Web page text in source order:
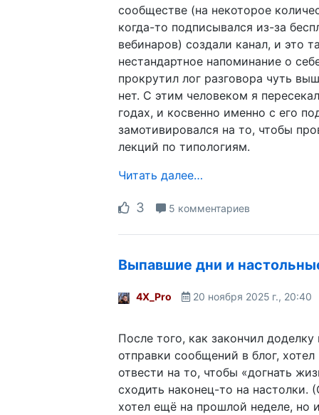
сообществе (на некоторое
когда-то подписывался из-за
вебинаров) создали канал, и это
нестандартное напоминание о
прокрутил лог разговора чуть
нет. С этим человеком я
годах, и косвенно именно с его
замотивировался на то, чтобы
лекций по типологиям.
Читать далее…
3 5 комментариев
Выпавшие дни и
4X_Pro 20 ноября 2025 г., 20:40
После того, как закончил доделку
отправки сообщений в блог, хотел
отвести на то, чтобы «догнать
сходить наконец-то на настолки.
хотел ещё на прошлой неделе, но